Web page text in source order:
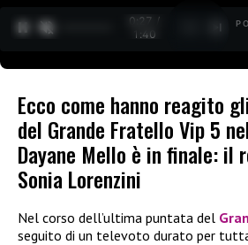
0:27 /
1:40
Ecco come hanno reagito
del Grande Fratello Vip 5
Dayane Mello è in finale: il
Sonia Lorenzini
Nel corso dell’ultima puntata del
seguito di un televoto durato per